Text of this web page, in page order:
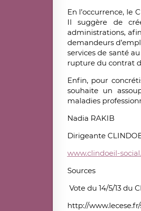
En l’occurrence, le
Il suggère de
administrations,
demandeurs
services de santé
rupture du contrat
Enfin, pour
souhaite un
maladies
Nadia RAKIB
Dirigeante
www.clindoeil-
Sources
Vote du 14/5/13 du
http://